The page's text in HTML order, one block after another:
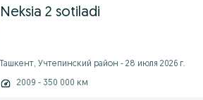
Neksia 2 sotiladi
Ташкент, Учтепинский район - 28 июля 2026 г.
2009 - 350 000 км